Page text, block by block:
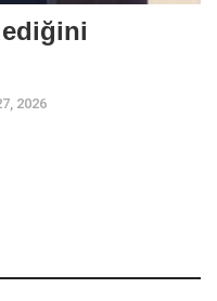
2026